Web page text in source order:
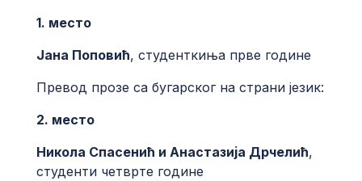
1. место
Јана Поповић, студенткиња прве године
Превод прозе са бугарског на страни језик:
2. место
Никола Спасенић и Анастазија Дрчелић,
студенти четврте године